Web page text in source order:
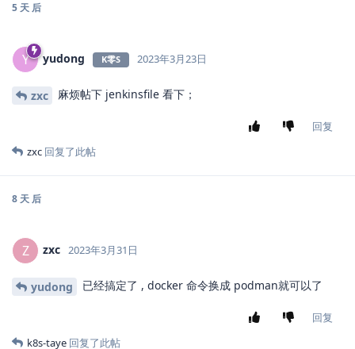
5 天后
Y yudong K零S 2023年3月23日
zxc 麻烦帖下 jenkinsfile 看下；
回复
zxc 回复了此帖
8 天 后
Z zxc 2023年3月31日
yudong 已经搞定了 , docker 命令换成 podman就可以了
回复
k8s-taye 回复了此帖